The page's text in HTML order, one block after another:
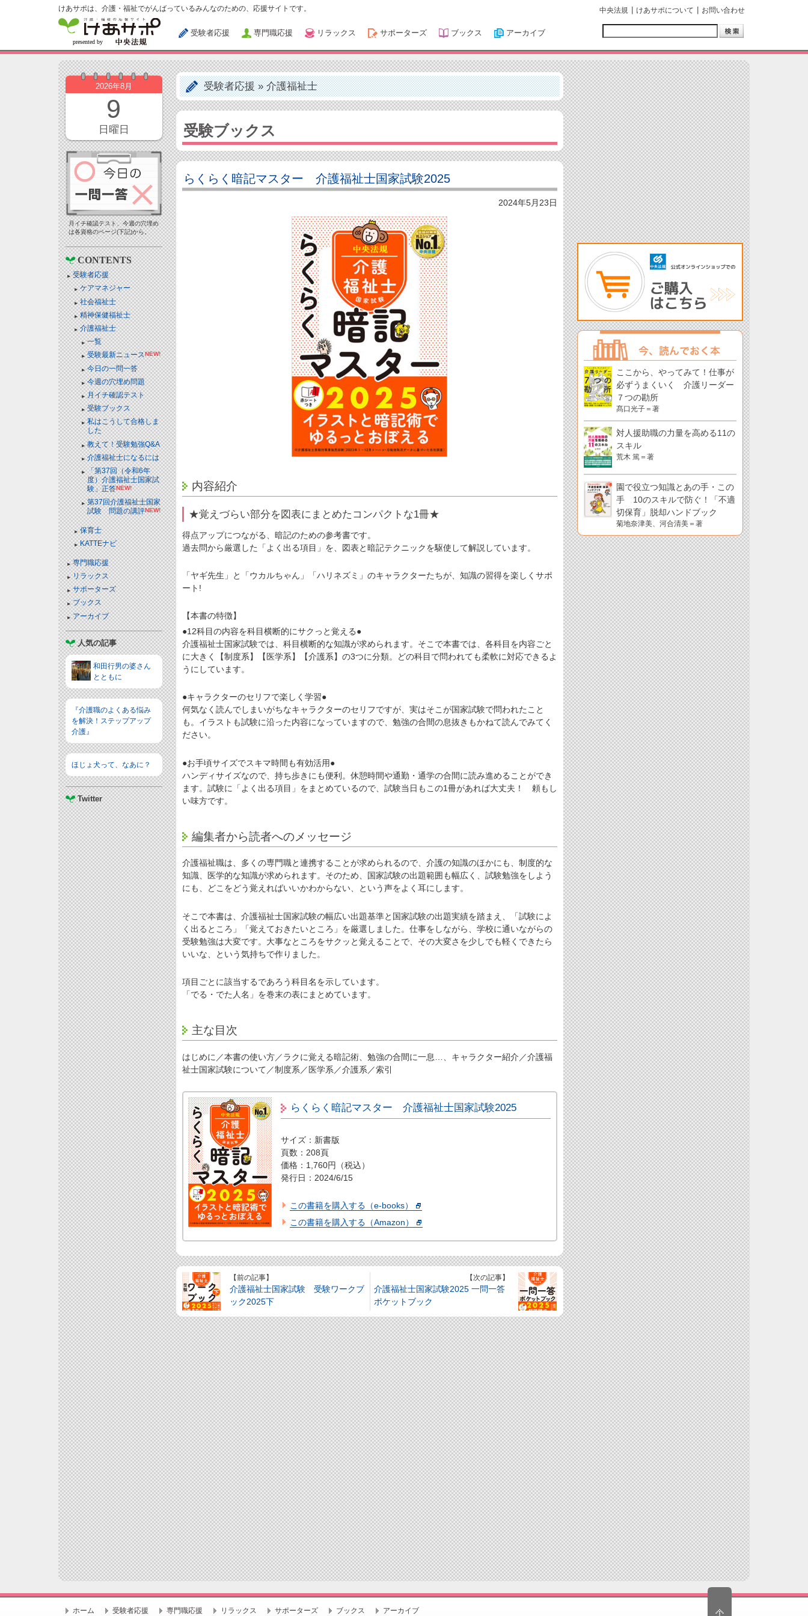
けあサポは、介護・福祉でがんばっているみんなのための、応援サイトです。
受験者応援 専門職応援 リラックス サポーターズ ブックス アーカイブ
中央法規 けあサポについて お問い合わせ
2026年8月
9
日曜日
月イチ確認テスト、今週の穴埋め
は各資格のページ(下記)から。
CONTENTS
受験者応援
ケアマネジャー
社会福祉士
精神保健福祉士
介護福祉士
一覧
受験最新ニュースNEW!
今日の一問一答
今週の穴埋め問題
月イチ確認テスト
受験ブックス
私はこうして合格しま
した
教えて！受験勉強Q&A
介護福祉士になるには
「第37回（令和6年
度）介護福祉士国家試
験」正答NEW!
第37回介護福祉士国家
試験 問題の講評NEW!
保育士
KATTEナビ
専門職応援
リラックス
サポーターズ
ブックス
アーカイブ
人気の記事
和田行男の婆さん
とともに
『介護職のよくある悩み
を解決！ステップアップ
介護』
ほじょ犬って、なあに？
Twitter
受験者応援»介護福祉士
受験ブックス
らくらく暗記マスター 介護福祉士国家試験2025
2024年5月23日
内容紹介
★覚えづらい部分を図表にまとめたコンパクトな1冊★
得点アップにつながる、暗記のための参考書です。
過去問から厳選した「よく出る項目」を、図表と暗記テクニックを駆使して解説しています。
「ヤギ先生」と「ウカルちゃん」「ハリネズミ」のキャラクターたちが、知識の習得を楽しくサポ
ート!
【本書の特徴】
●12科目の内容を科目横断的にサクっと覚える●
介護福祉士国家試験では、科目横断的な知識が求められます。そこで本書では、各科目を内容ごと
に大きく【制度系】【医学系】【介護系】の3つに分類。どの科目で問われても柔軟に対応できるよ
うにしています。
●キャラクターのセリフで楽しく学習●
何気なく読んでしまいがちなキャラクターのセリフですが、実はそこが国家試験で問われたこと
も。イラストも試験に沿った内容になっていますので、勉強の合間の息抜きもかねて読んでみてく
ださい。
●お手頃サイズでスキマ時間も有効活用●
ハンディサイズなので、持ち歩きにも便利。休憩時間や通勤・通学の合間に読み進めることができ
ます。試験に「よく出る項目」をまとめているので、試験当日もこの1冊があれば大丈夫！ 頼もし
い味方です。
編集者から読者へのメッセージ
介護福祉職は、多くの専門職と連携することが求められるので、介護の知識のほかにも、制度的な
知識、医学的な知識が求められます。そのため、国家試験の出題範囲も幅広く、試験勉強をしよう
にも、どこをどう覚えればいいかわからない、という声をよく耳にします。
そこで本書は、介護福祉士国家試験の幅広い出題基準と国家試験の出題実績を踏まえ、「試験によ
く出るところ」「覚えておきたいところ」を厳選しました。仕事をしながら、学校に通いながらの
受験勉強は大変です。大事なところをサクッと覚えることで、その大変さを少しでも軽くできたら
いいな、という気持ちで作りました。
項目ごとに該当するであろう科目名を示しています。
「でる・でた人名」を巻末の表にまとめています。
主な目次
はじめに／本書の使い方／ラクに覚える暗記術、勉強の合間に一息…、キャラクター紹介／介護福
祉士国家試験について／制度系／医学系／介護系／索引
らくらく暗記マスター 介護福祉士国家試験2025
サイズ：新書版
頁数：208頁
価格：1,760円（税込）
発行日：2024/6/15
この書籍を購入する（e-books）
この書籍を購入する（Amazon）
【前の記事】
介護福祉士国家試験 受験ワークブ
ック2025下
【次の記事】
介護福祉士国家試験2025 一問一答
ポケットブック
ここから、やってみて！仕事が
必ずうまくいく 介護リーダー
７つの勘所
髙口光子＝著
対人援助職の力量を高める11の
スキル
荒木 篤＝著
園で役立つ知識とあの手・この
手 10のスキルで防ぐ！「不適
切保育」脱却ハンドブック
菊地奈津美、河合清美＝著
ホーム 受験者応援 専門職応援 リラックス サポーターズ ブックス アーカイブ